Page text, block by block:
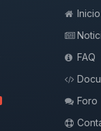
Inicio
FAQ
Foro